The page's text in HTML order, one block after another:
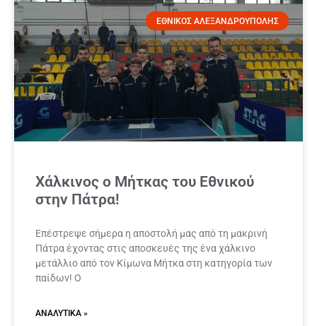
ΕΘΝΙΚΟΣ ΑΛΕΞΑΝΔΡΟΥΠΟΛΗΣ
Χάλκινος ο Μήτκας του Εθνικού
στην Πάτρα!
Επέστρεψε σήμερα η αποστολή μας από τη μακρινή
Πάτρα έχοντας στις αποσκευές της ένα χάλκινο
μετάλλιο από τον Κίμωνα Μήτκα στη κατηγορία των
παίδων! Ο
ΑΝΑΛΥΤΙΚΆ »